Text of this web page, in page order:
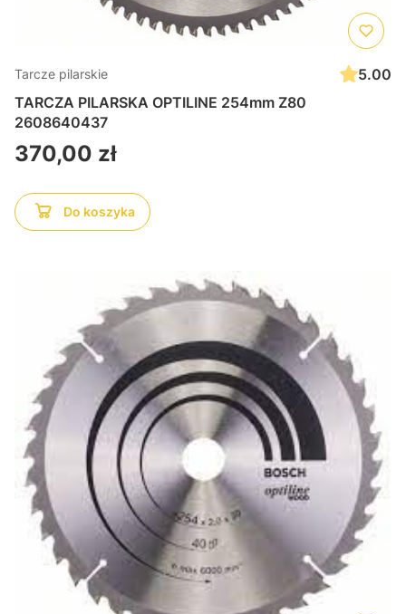
Tarcze pilarskie
5.00
TARCZA PILARSKA OPTILINE 254mm Z80
2608640437
Cena
370,00 zł
Do koszyka